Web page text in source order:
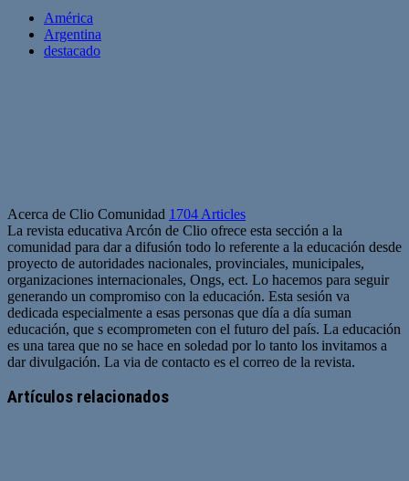
América
Argentina
destacado
Acerca de Clio Comunidad 1704 Articles
La revista educativa Arcón de Clio ofrece esta sección a la
comunidad para dar a difusión todo lo referente a la educación desde
proyecto de autoridades nacionales, provinciales, municipales,
organizaciones internacionales, Ongs, ect. Lo hacemos para seguir
generando un compromiso con la educación. Esta sesión va
dedicada especialmente a esas personas que día a día suman
educación, que s ecomprometen con el futuro del país. La educación
es una tarea que no se hace en soledad por lo tanto los invitamos a
dar divulgación. La via de contacto es el correo de la revista.
web
Artículos relacionados